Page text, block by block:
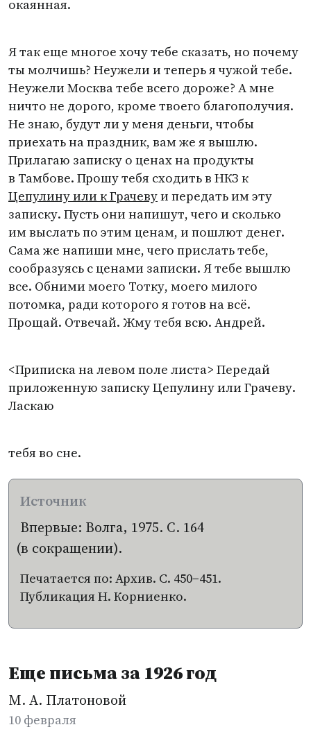
окаянная.
Я так еще многое хочу тебе сказать, но почему
ты молчишь? Неужели и теперь я чужой тебе.
Неужели Москва тебе всего дороже? А мне
ничто не дорого, кроме твоего благополучия.
Не знаю, будут ли у меня деньги, чтобы
приехать на праздник, вам же я вышлю.
Прилагаю записку о ценах на продукты
в Тамбове. Прошу тебя сходить в НКЗ к
Цепулину или к Грачевуи передать им эту
записку. Пусть они напишут, чего и сколько
им выслать по этим ценам, и пошлют денег.
Сама же напиши мне, чего прислать тебе,
сообразуясь с ценами записки. Я тебе вышлю
все. Обними моего Тотку, моего милого
потомка, ради которого я готов на всё.
Прощай. Отвечай. Жму тебя всю. Андрей.
<Приписка на левом поле листа> Передай
приложенную записку Цепулину или Грачеву.
Ласкаю
тебя во сне.
Впервые: Волга, 1975. С. 164
(в сокращении).
Печатается по: Архив. С. 450−451.
Публикация Н. Корниенко.
Еще письма за 1926 год
М. А. Платоновой
10 февраля